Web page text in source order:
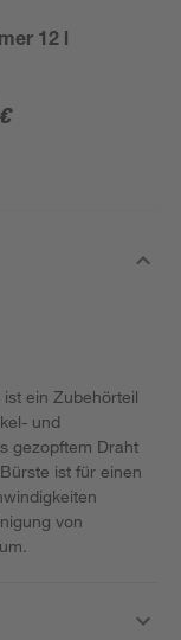
12 l
€
ein Zubehörteil
und
gezopftem Draht
ist für einen
von